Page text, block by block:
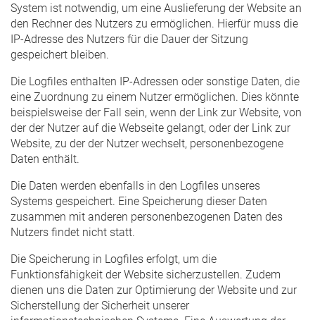
System ist notwendig, um eine Auslieferung der Website an
den Rechner des Nutzers zu ermöglichen. Hierfür muss die
IP-Adresse des Nutzers für die Dauer der Sitzung
gespeichert bleiben.
Die Logfiles enthalten IP-Adressen oder sonstige Daten, die
eine Zuordnung zu einem Nutzer ermöglichen. Dies könnte
beispielsweise der Fall sein, wenn der Link zur Website, von
der der Nutzer auf die Webseite gelangt, oder der Link zur
Website, zu der der Nutzer wechselt, personenbezogene
Daten enthält.
Die Daten werden ebenfalls in den Logfiles unseres
Systems gespeichert. Eine Speicherung dieser Daten
zusammen mit anderen personenbezogenen Daten des
Nutzers findet nicht statt.
Die Speicherung in Logfiles erfolgt, um die
Funktionsfähigkeit der Website sicherzustellen. Zudem
dienen uns die Daten zur Optimierung der Website und zur
Sicherstellung der Sicherheit unserer